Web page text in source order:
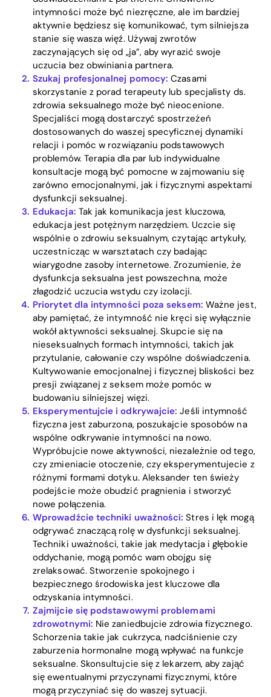
Home
Blog
Download
intymności może być niezręczne, ale im bardziej
aktywnie będziesz się komunikować, tym silniejsza
stanie się wasza więź. Używaj zwrotów
zaczynających się od „ja”, aby wyrazić swoje
uczucia bez obwiniania partnera.
Szukaj profesjonalnej pomocy: Czasami
skorzystanie z porad terapeuty lub specjalisty ds.
zdrowia seksualnego może być nieocenione.
Specjaliści mogą dostarczyć spostrzeżeń
dostosowanych do waszej specyficznej dynamiki
relacji i pomóc w rozwiązaniu podstawowych
problemów. Terapia dla par lub indywidualne
konsultacje mogą być pomocne w zajmowaniu się
zarówno emocjonalnymi, jak i fizycznymi aspektami
dysfunkcji seksualnej.
Edukacja: Tak jak komunikacja jest kluczowa,
edukacja jest potężnym narzędziem. Uczcie się
wspólnie o zdrowiu seksualnym, czytając artykuły,
uczestnicząc w warsztatach czy badając
wiarygodne zasoby internetowe. Zrozumienie, że
dysfunkcja seksualna jest powszechna, może
złagodzić uczucia wstydu czy izolacji.
Priorytet dla intymności poza seksem: Ważne jest,
aby pamiętać, że intymność nie kręci się wyłącznie
wokół aktywności seksualnej. Skupcie się na
nieseksualnych formach intymności, takich jak
przytulanie, całowanie czy wspólne doświadczenia.
Kultywowanie emocjonalnej i fizycznej bliskości bez
presji związanej z seksem może pomóc w
budowaniu silniejszej więzi.
Eksperymentujcie i odkrywajcie: Jeśli intymność
fizyczna jest zaburzona, poszukajcie sposobów na
wspólne odkrywanie intymności na nowo.
Wypróbujcie nowe aktywności, niezależnie od tego,
czy zmieniacie otoczenie, czy eksperymentujecie z
różnymi formami dotyku. Aleksander ten świeży
podejście może obudzić pragnienia i stworzyć
nowe połączenia.
Wprowadźcie techniki uważności: Stres i lęk mogą
odgrywać znaczącą rolę w dysfunkcji seksualnej.
Techniki uważności, takie jak medytacja i głębokie
oddychanie, mogą pomóc wam obojgu się
zrelaksować. Stworzenie spokojnego i
bezpiecznego środowiska jest kluczowe dla
odzyskania intymności.
Zajmijcie się podstawowymi problemami
zdrowotnymi: Nie zaniedbujcie zdrowia fizycznego.
Schorzenia takie jak cukrzyca, nadciśnienie czy
zaburzenia hormonalne mogą wpływać na funkcje
seksualne. Skonsultujcie się z lekarzem, aby zająć
się ewentualnymi przyczynami fizycznymi, które
mogą przyczyniać się do waszej sytuacji.